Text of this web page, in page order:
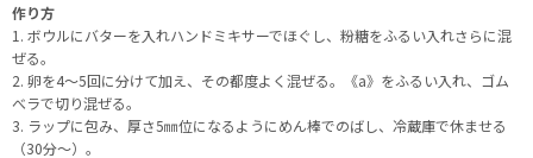
作り方
1. ボウルにバターを入れハンドミキサーでほぐし、粉糖をふるい入れさらに混
ぜる。
2. 卵を4～5回に分けて加え、その都度よく混ぜる。《a》をふるい入れ、ゴム
べラで切り混ぜる。
3. ラップに包み、厚さ5㎜位になるようにめん棒でのばし、冷蔵庫で休ませる
（30分～）。